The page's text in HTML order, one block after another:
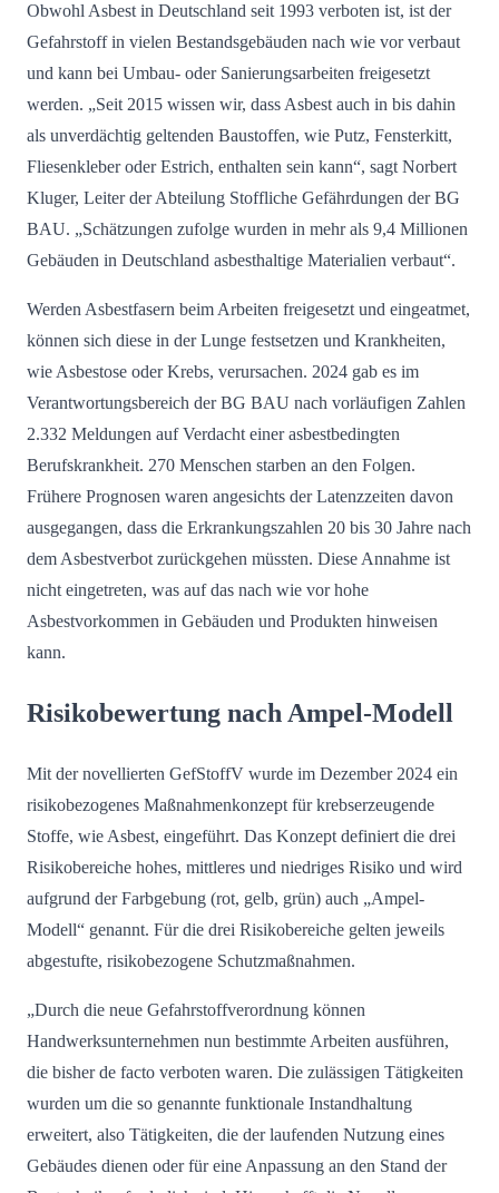
Obwohl Asbest in Deutschland seit 1993 verboten ist, ist der
Gefahrstoff in vielen Bestandsgebäuden nach wie vor verbaut
und kann bei Umbau- oder Sanierungsarbeiten freigesetzt
werden. „Seit 2015 wissen wir, dass Asbest auch in bis dahin
als unverdächtig geltenden Baustoffen, wie Putz, Fensterkitt,
Fliesenkleber oder Estrich, enthalten sein kann“, sagt Norbert
Kluger, Leiter der Abteilung Stoffliche Gefährdungen der BG
BAU. „Schätzungen zufolge wurden in mehr als 9,4 Millionen
Gebäuden in Deutschland asbesthaltige Materialien verbaut“.
Werden Asbestfasern beim Arbeiten freigesetzt und eingeatmet,
können sich diese in der Lunge festsetzen und Krankheiten,
wie Asbestose oder Krebs, verursachen. 2024 gab es im
Verantwortungsbereich der BG BAU nach vorläufigen Zahlen
2.332 Meldungen auf Verdacht einer asbestbedingten
Berufskrankheit. 270 Menschen starben an den Folgen.
Frühere Prognosen waren angesichts der Latenzzeiten davon
ausgegangen, dass die Erkrankungszahlen 20 bis 30 Jahre nach
dem Asbestverbot zurückgehen müssten. Diese Annahme ist
nicht eingetreten, was auf das nach wie vor hohe
Asbestvorkommen in Gebäuden und Produkten hinweisen
kann.
Risikobewertung nach Ampel-Modell
Mit der novellierten GefStoffV wurde im Dezember 2024 ein
risikobezogenes Maßnahmenkonzept für krebserzeugende
Stoffe, wie Asbest, eingeführt. Das Konzept definiert die drei
Risikobereiche hohes, mittleres und niedriges Risiko und wird
aufgrund der Farbgebung (rot, gelb, grün) auch „Ampel-
Modell“ genannt. Für die drei Risikobereiche gelten jeweils
abgestufte, risikobezogene Schutzmaßnahmen.
„Durch die neue Gefahrstoffverordnung können
Handwerksunternehmen nun bestimmte Arbeiten ausführen,
die bisher de facto verboten waren. Die zulässigen Tätigkeiten
wurden um die so genannte funktionale Instandhaltung
erweitert, also Tätigkeiten, die der laufenden Nutzung eines
Gebäudes dienen oder für eine Anpassung an den Stand der